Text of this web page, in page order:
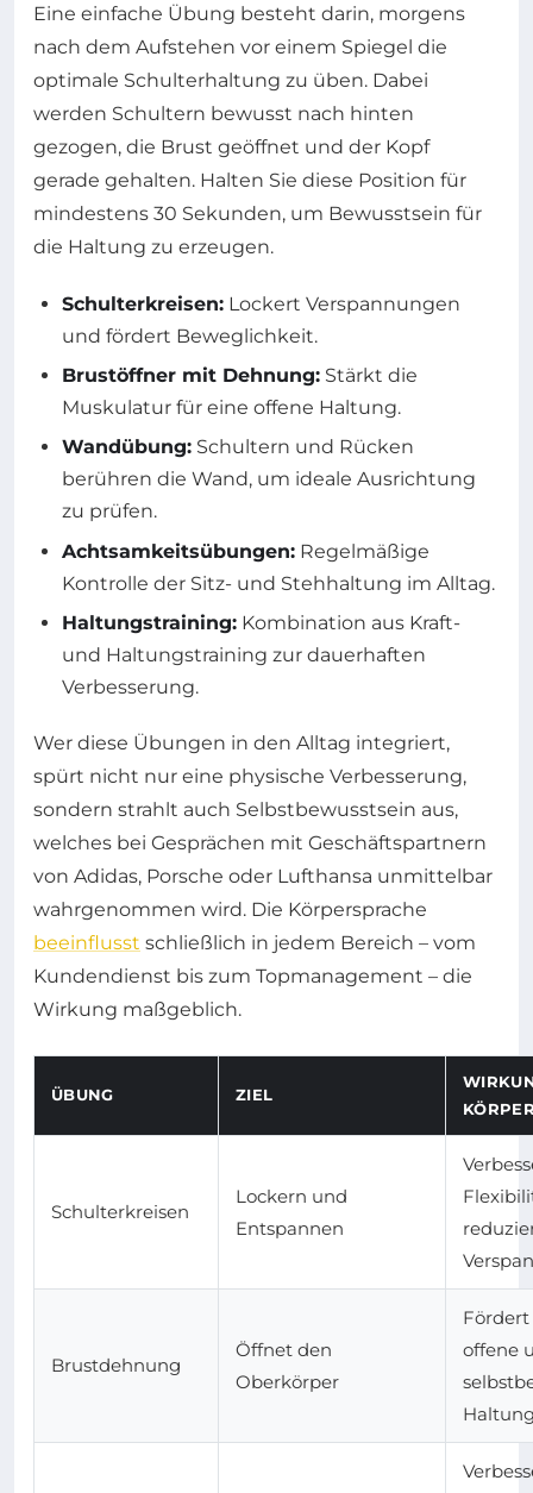
Eine einfache Übung besteht darin, morgens
nach dem Aufstehen vor einem Spiegel die
optimale Schulterhaltung zu üben. Dabei
werden Schultern bewusst nach hinten
gezogen, die Brust geöffnet und der Kopf
gerade gehalten. Halten Sie diese Position für
mindestens 30 Sekunden, um Bewusstsein für
die Haltung zu erzeugen.
Schulterkreisen: Lockert Verspannungen
und fördert Beweglichkeit.
Brustöffner mit Dehnung: Stärkt die
Muskulatur für eine offene Haltung.
Wandübung: Schultern und Rücken
berühren die Wand, um ideale Ausrichtung
zu prüfen.
Achtsamkeitsübungen: Regelmäßige
Kontrolle der Sitz- und Stehhaltung im Alltag.
Haltungstraining: Kombination aus Kraft-
und Haltungstraining zur dauerhaften
Verbesserung.
Wer diese Übungen in den Alltag integriert,
spürt nicht nur eine physische Verbesserung,
sondern strahlt auch Selbstbewusstsein aus,
welches bei Gesprächen mit Geschäftspartnern
von Adidas, Porsche oder Lufthansa unmittelbar
wahrgenommen wird. Die Körpersprache
beeinflusst schließlich in jedem Bereich – vom
Kundendienst bis zum Topmanagement – die
Wirkung maßgeblich.
ÜBUNG ZIEL
Schulterkreisen
Lockern und
Entspannen
Brustdehnung
Öffnet den
Oberkörper
offene